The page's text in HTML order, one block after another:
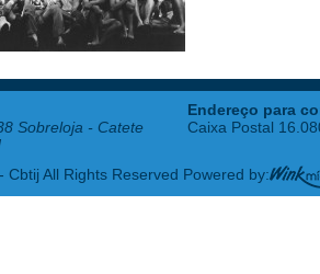
Sobreloja - Catete
Endereço para
Caixa Postal
All Rights Reserved Powered by: